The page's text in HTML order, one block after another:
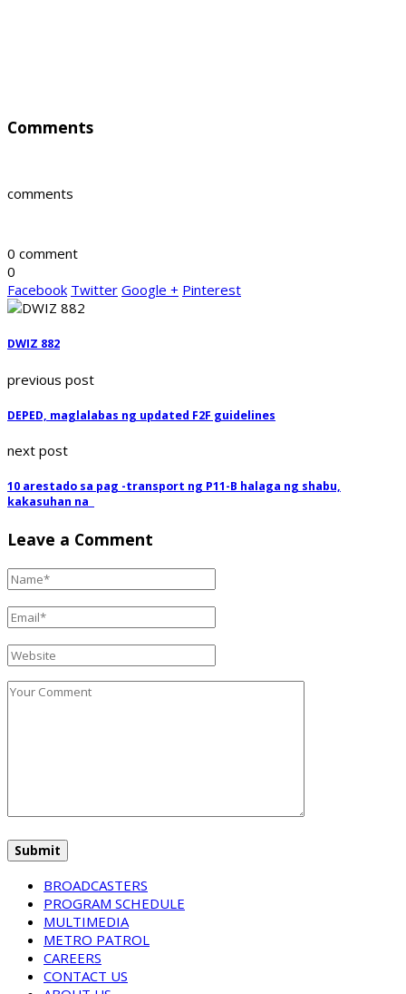
Comments
comments
0 comment
0
Facebook Twitter Google + Pinterest
DWIZ 882
previous post
DEPED, maglalabas ng updated F2F guidelines
next post
10 arestado sa pag -transport ng P11-B halaga ng shabu,
kakasuhan na
Leave a Comment
BROADCASTERS
PROGRAM SCHEDULE
MULTIMEDIA
METRO PATROL
CAREERS
CONTACT US